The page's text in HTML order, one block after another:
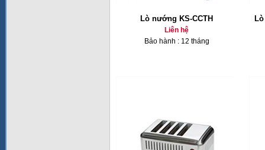
Lò nướng KS-CCTH
Liên hệ
Bảo hành : 12 tháng